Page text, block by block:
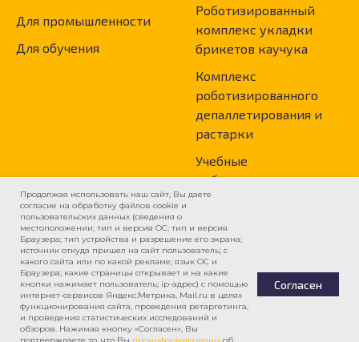
Продолжая использовать наш сайт, Вы даете
согласие на обработку файлов cookie и
пользовательских данных (сведения о
местоположении; тип и версия ОС; тип и версия
Браузера; тип устройства и разрешение его экрана;
источник откуда пришел на сайт пользователь; с
какого сайта или по какой рекламе; язык ОС и
Браузера; какие страницы открывает и на какие
кнопки нажимает пользователь; ip-адрес) с помощью
интернет-сервисов Яндекс.Метрика, Mail.ru в целях
функционирования сайта, проведения ретаргетинга,
и проведения статистических исследований и
обзоров. Нажимая кнопку «Согласен», Вы
Согласен
Для промышленности
Для обучения
Роботизированный
комплекс укладки
брикетов каучука
Комплекс
роботизированного
депаллетирования и
растарки
Учебные
роботизированные
ячейки
Контакты
Томск, ул. Шевченко
49Б, стр. 3
+7-923-400-11-46
info@inspair.ru
ИНСПАИР
Меры поддержки
Собственное
производство